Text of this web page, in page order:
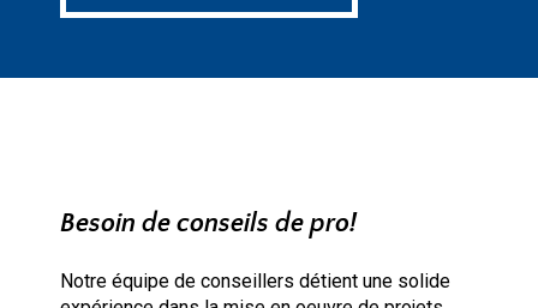
Besoin de conseils de pro!
Notre équipe de conseillers détient une solide